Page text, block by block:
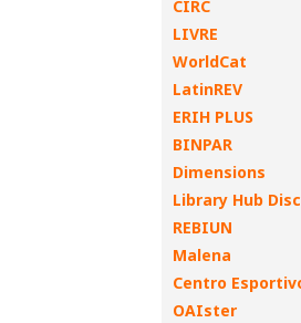
CIRC
LIVRE
WorldCat
LatinREV
ERIH PLUS
BINPAR
Dimensions
Library Hub
REBIUN
Malena
Centro
OAIster